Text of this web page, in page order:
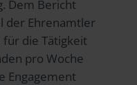
Dem Bericht
der Ehrenamtler
die Tätigkeit
pro Woche
Engagement